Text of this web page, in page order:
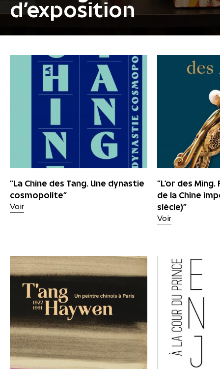
d'exposition
"La Chine des Tang. Une dynastie
cosmopolite"
Voir
"L’or des
de la Chine
siècle)"
Voir